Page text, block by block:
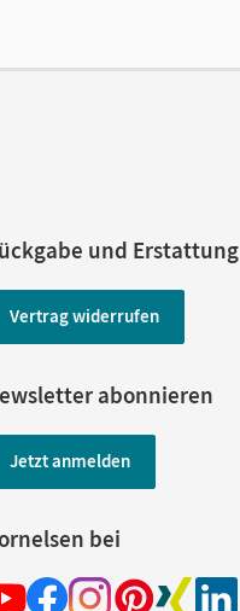
und Erstattung
Vertrag widerrufen
abonnieren
Jetzt anmelden
bei